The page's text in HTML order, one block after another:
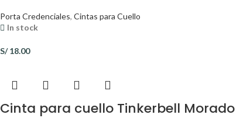
Porta Credenciales, Cintas para Cuello
In stock
S/18.00
Cinta para cuello Tinkerbell Morado